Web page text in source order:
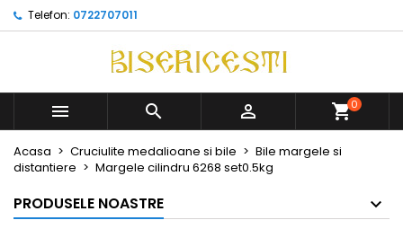
Telefon: 0722707011
   0
Acasa Cruciulite medalioane si bile
Bile margele si
distantiere
Margele cilindru 6268 set0.5kg
PRODUSELE NOASTRE